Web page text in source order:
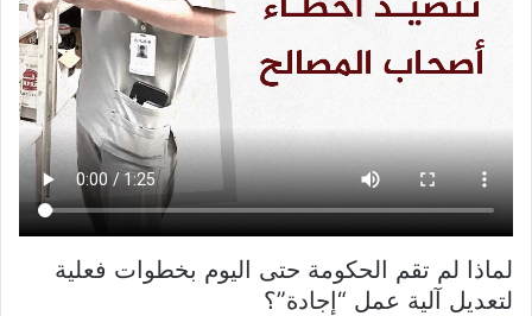
لماذا لم تقم الحكومة حتى اليوم بخطوات فعلية
لتعديل آلية عمل “إجادة”؟